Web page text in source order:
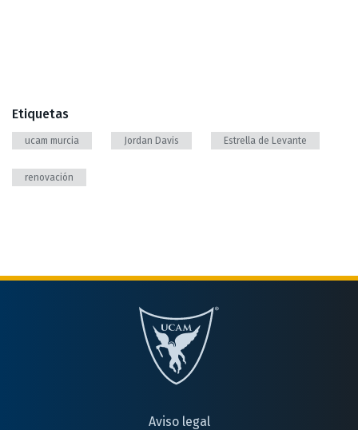
Etiquetas
ucam murcia Jordan Davis Estrella de Levante
renovación
Aviso legal